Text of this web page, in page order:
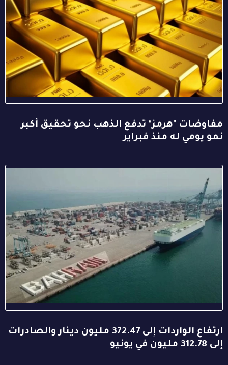
مفاوضات "هرمز" تدفع الذهب نحو تحقيق أكبر
نمو يومي له منذ فبراير
ارتفاع الواردات إلى 372.47 مليون دينار والصادرات
إلى 312.78 مليون في يونيو